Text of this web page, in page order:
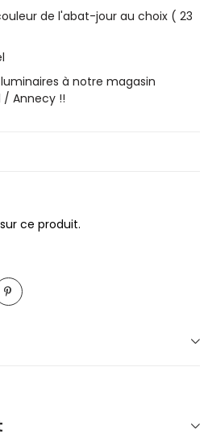
de l'abat-jour au choix ( 23
à notre magasin
/ Annecy !!
ce produit.